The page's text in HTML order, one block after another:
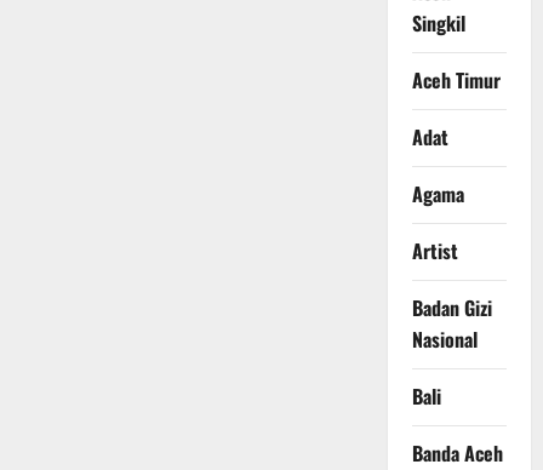
Singkil
Aceh Timur
Adat
Agama
Artist
Badan Gizi
Nasional
Bali
Banda Aceh